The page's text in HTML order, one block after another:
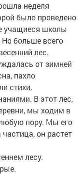
неделя
было проведено
учащиеся школы
Но больше всего
лес.
от зимней
пахло
стихи,
В этот лес,
мы ходим в
пору. Мы его
он растет
лесу.